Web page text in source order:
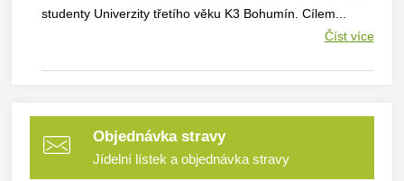
studenty Univerzity třetího věku K3 Bohumín. Cílem...
Číst více
Objednávka stravy
Jídelní lístek a objednávka stravy